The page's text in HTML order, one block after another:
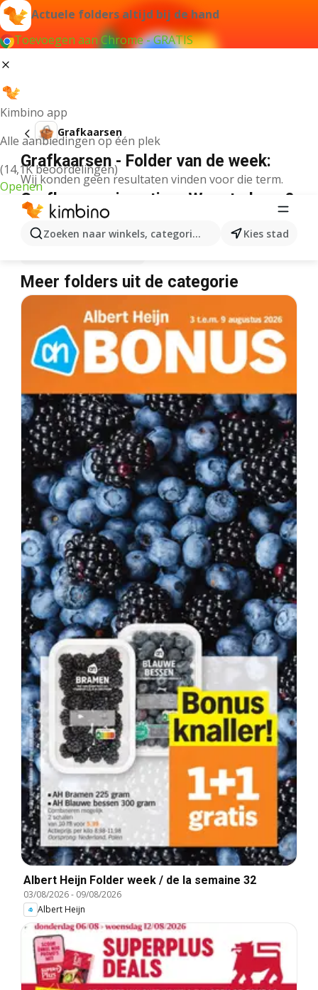
Actuele folders altijd bij de hand
Toevoegen aan Chrome - GRATIS
Kimbino app
Alle aanbiedingen op één plek
(14,1K beoordelingen)
Openen
Zoeken naar winkels, categorieën, producten...
Kies stad
Grafkaarsen
Grafkaarsen - Folder van de week:
Wij konden geen resultaten vinden voor die term.
Grafkaarsen in actie – Waar te koop?
Meer folders uit de categorie
Albert Heijn Folder week / de la semaine 32
03/08/2026- 09/08/2026
Albert Heijn